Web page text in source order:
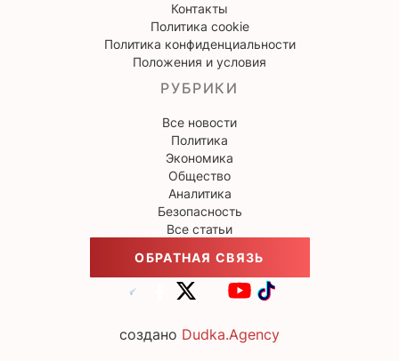
Контакты
Политика cookie
Политика конфиденциальности
Положения и условия
РУБРИКИ
Все новости
Политика
Экономика
Общество
Аналитика
Безопасность
Все статьи
ОБРАТНАЯ СВЯЗЬ
создано Dudka.Agency